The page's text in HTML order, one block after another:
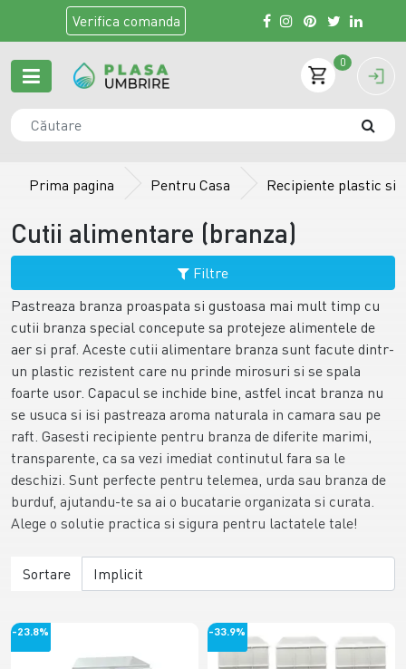
Verifica comanda
0
Prima pagina Pentru Casa Recipiente plastic si
Cutii alimentare (branza)
Filtre
Pastreaza branza proaspata si gustoasa mai mult timp cu
cutii branza special concepute sa protejeze alimentele de
aer si praf. Aceste cutii alimentare branza sunt facute dintr-
un plastic rezistent care nu prinde mirosuri si se spala
foarte usor. Capacul se inchide bine, astfel incat branza nu
se usuca si isi pastreaza aroma naturala in camara sau pe
raft. Gasesti recipiente pentru branza de diferite marimi,
transparente, ca sa vezi imediat continutul fara sa le
deschizi. Sunt perfecte pentru telemea, urda sau branza de
burduf, ajutandu-te sa ai o bucatarie organizata si curata.
Alege o solutie practica si sigura pentru lactatele tale!
Sortare
-23.8% -33.9%